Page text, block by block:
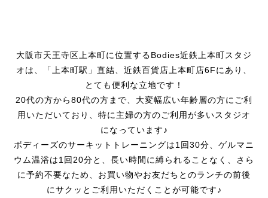
大阪市天王寺区上本町に位置するBodies近鉄上本町スタジ
オは、「上本町駅」直結、近鉄百貨店上本町店6Fにあり、
とても便利な立地です！
20代の方から80代の方まで、大変幅広い年齢層の方にご利
用いただいており、特に主婦の方のご利用が多いスタジオ
になっています♪
ボディーズのサーキットトレーニングは1回30分、ゲルマニ
ウム温浴は1回20分と、長い時間に縛られることなく、さら
に予約不要なため、お買い物やお友だちとのランチの前後
にサクッとご利用いただくことが可能です♪